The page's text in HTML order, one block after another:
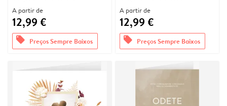
A partir de
12,99 €
offers Preços Sempre Baixos
A partir de
12,99 €
offers Preços Sempre Baixos